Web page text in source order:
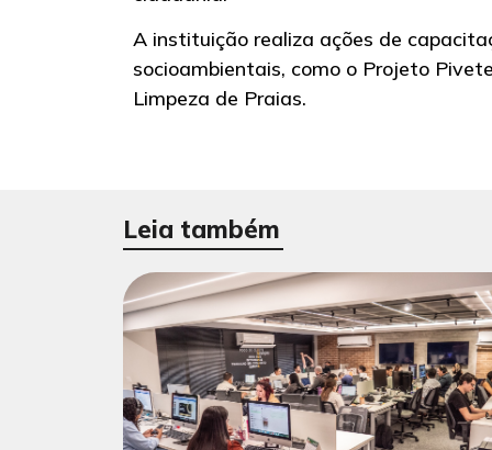
A instituição realiza ações de
socioambientais, como o Projeto
Limpeza de Praias.
Leia também